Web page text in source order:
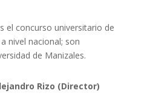
el concurso universitario de
nivel nacional; son
de Manizales.
Rizo (Director)